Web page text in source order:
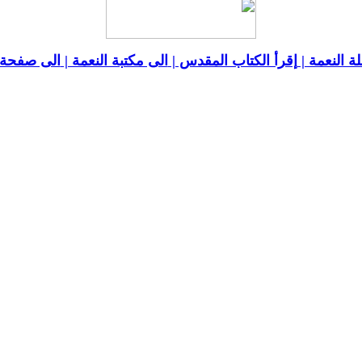
النعمة | إقرأ الكتاب المقدس | الى مكتبة النعمة | الى صفحة